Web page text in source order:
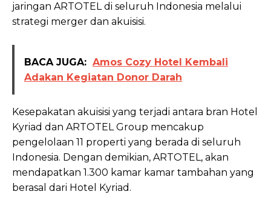
jaringan ARTOTEL di seluruh Indonesia melalui
strategi merger dan akuisisi.
BACA JUGA: Amos Cozy Hotel Kembali
Adakan Kegiatan Donor Darah
Kesepakatan akuisisi yang terjadi antara bran Hotel
Kyriad dan ARTOTEL Group mencakup
pengelolaan 11 properti yang berada di seluruh
Indonesia. Dengan demikian, ARTOTEL, akan
mendapatkan 1.300 kamar kamar tambahan yang
berasal dari Hotel Kyriad.